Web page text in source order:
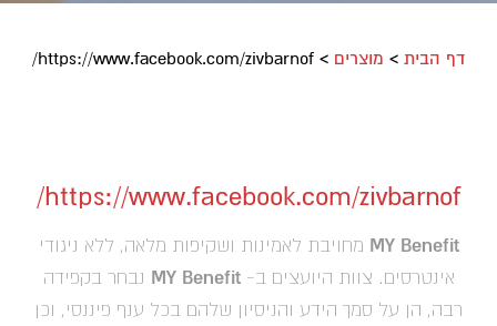
דף הבית > מוצרים >
https://www.facebook.com/zivbarnof/
https://www.facebook.com/zivbarnof/
MY Benefit מחויבת לאמינות ושקיפות מלאה, ללא ניגודי
אינטרסים. צוות היועצים ב-MY Benefit נבחר בקפידה
רבה, הן על סמך הידע והניסיון שלהם בכל ענף פיננסי, וכן